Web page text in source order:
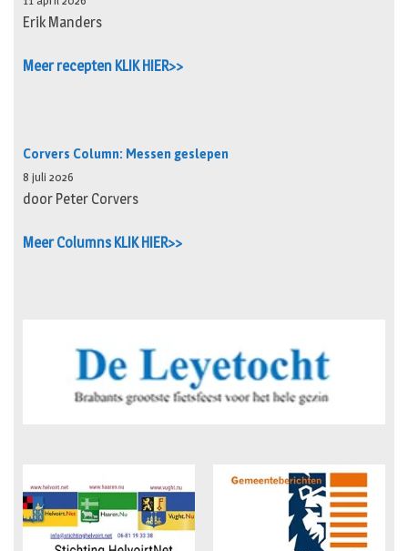
Erik Manders
Meer recepten KLIK HIER>>
Corvers Column: Messen geslepen
8 juli 2026
door Peter Corvers
Meer Columns KLIK HIER>>